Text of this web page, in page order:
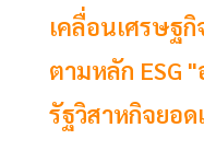
เคลื่อนเศรษฐ
ตามหลัก ESG
รัฐวิสาหกิจยอ